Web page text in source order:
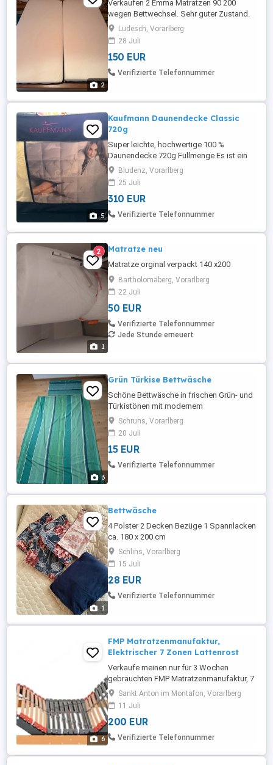
2
Verkaufen 2 Emma Matratzen 90 200
wegen Bettwechsel. Sehr guter Zustand.
Immer mit Topper benutzt.
Ludesch, Vorarlberg
28 Juli
150 EUR
Verifizierte Telefonnummer
5
Kaufmann Daunendecke Classic
720g
Super leichte, hochwertige 100 %
Daunendecke 720g Füllmenge Es ist ein
kleiner Polster mit dabei Ein Stück
vorhanden, Größe: 140zu 200cm Details
Siehe Fotos Besichtigung jederzeit nach
Absprache möglich
Bludenz, Vorarlberg
25 Juli
310 EUR
Verifizierte Telefonnummer
1
2 Matratze neu
Matratze orginal verpackt 140 x200
Bartholomäberg, Vorarlberg
22 Juli
50 EUR
Verifizierte Telefonnummer
Jede Stunde erneuert
3
Grün Türkise Bettwäsche
Schöne Bettwäsche in frischen Grün- und
Türkistönen mit modernem
Streifenmuster. Bestehend aus
Deckenbezug und passendem
Kissenbezug. Gebraucht, aber in gutem
Zustand. Ideal für Gästezimmer,
Ferienwohnung oder den täglichen
...
Schruns, Vorarlberg
20 Juli
15 EUR
Verifizierte Telefonnummer
1
Bettwäsche
4 Polster 2 Decken Bezüge 1 Spannlacken
ca. 180 x 200 cm
Schlins, Vorarlberg
15 Juli
28 EUR
Verifizierte Telefonnummer
6
FMP Matratzenmanufaktur,
Elektrischer 7 Zonen Lattenrost
Verkaufe meinen nur für 3 Wochen
gebrauchten FMP Matratzenmanufaktur, 7
Zonen Lattenrost Rhodos EcoMove EL
Kopf- und Fußteil elektrisch verstellbar, 44
Leisten, kein Unterbau, fertig montiert,
90x200 cm Infos zum Artikel: ELEKTRISCH
VERSTELLBAR: 7 Zonen Lattenrost
Sankt Anton im Montafon, Vorarlberg
11 Juli
200 EUR
Verifizierte Telefonnummer